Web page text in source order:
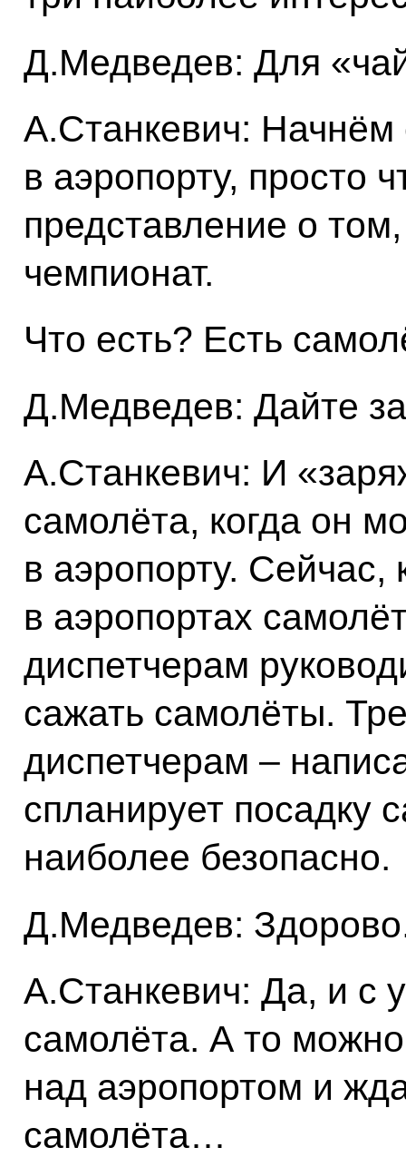
Д.Медведев: Для
А.Станкевич: Начнём
в аэропорту, просто
представление о
чемпионат.
Что есть? Есть
Д.Медведев: Дайте
А.Станкевич: И
самолёта, когда он
в аэропорту. Сейчас,
в аэропортах
диспетчерам
сажать самолёты.
диспетчерам –
спланирует посадку
наиболее безопасно.
Д.Медведев:
А.Станкевич: Да, и с
самолёта. А то
над аэропортом и
самолёта…